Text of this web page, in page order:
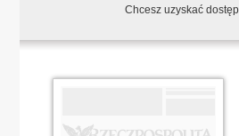
Chcesz uzyskać